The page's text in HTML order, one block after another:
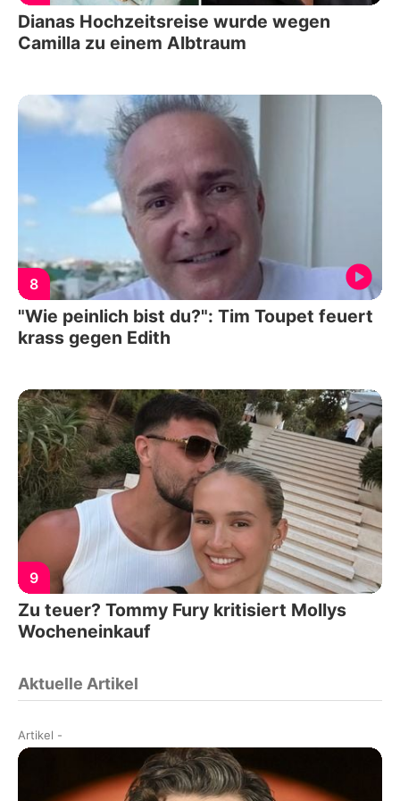
Dianas Hochzeitsreise wurde wegen
Camilla zu einem Albtraum
8
"Wie peinlich bist du?": Tim Toupet feuert
krass gegen Edith
9
Zu teuer? Tommy Fury kritisiert Mollys
Wocheneinkauf
Aktuelle Artikel
Artikel -